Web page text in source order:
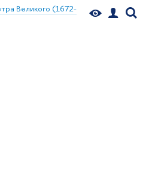
Великого (1672-